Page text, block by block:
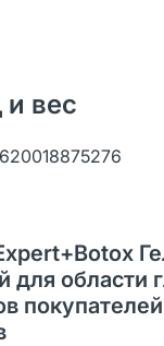
вес
области